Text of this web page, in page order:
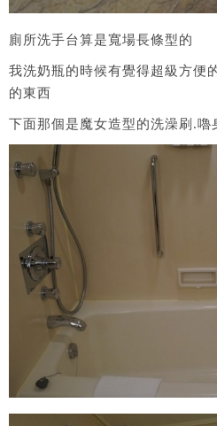
廁所洗手台算是寬場長條型的
我洗奶瓶的時候有覺得超級方便
的東西
下面那個是魔女造型的洗澡刷.嚕